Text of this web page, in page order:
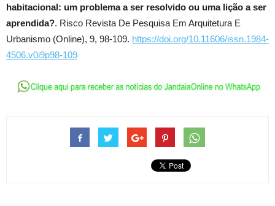
habitacional: um problema a ser resolvido ou uma lição a ser
aprendida?. Risco Revista De Pesquisa Em Arquitetura E
Urbanismo (Online), 9, 98-109. https://doi.org/10.11606/issn.1984-
4506.v0i9p98-109